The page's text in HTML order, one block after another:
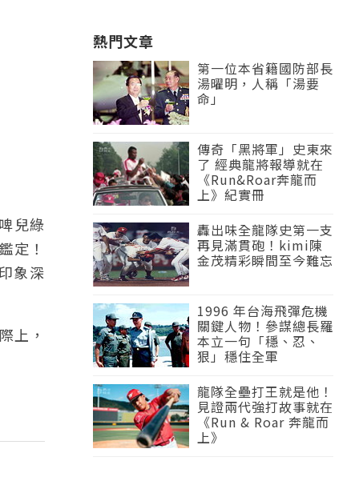
兒綠
定！
象深
上，
熱門文章
第一位本省籍國防部長
湯曜明，人稱「湯要
命」
傳奇「黑將軍」史東來
了 經典龍將報導就在
《Run&Roar奔龍而
上》紀實冊
轟出味全龍隊史第一支
再見滿貫砲！kimi陳
金茂精彩瞬間至今難忘
1996 年台海飛彈危機
關鍵人物！參謀總長羅
本立一句「穩、忍、
狠」穩住全軍
龍隊全壘打王就是他！
見證兩代強打故事就在
《Run & Roar 奔龍而
上》